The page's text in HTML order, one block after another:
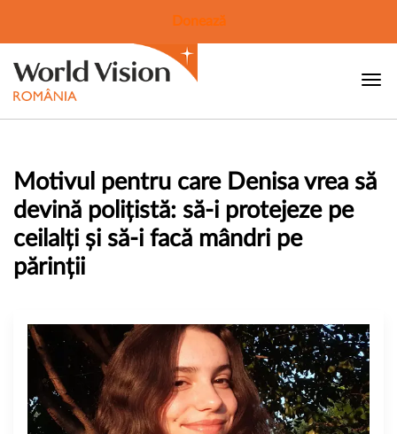
Donează
Motivul pentru care Denisa vrea să
devină polițistă: să-i protejeze pe
ceilalți și să-i facă mândri pe
părinții